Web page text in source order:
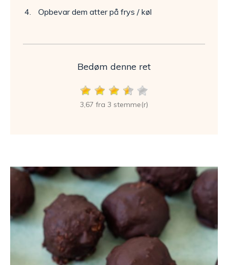
Opbevar dem atter på frys / køl
Bedøm denne ret
3,67 fra 3 stemme(r)